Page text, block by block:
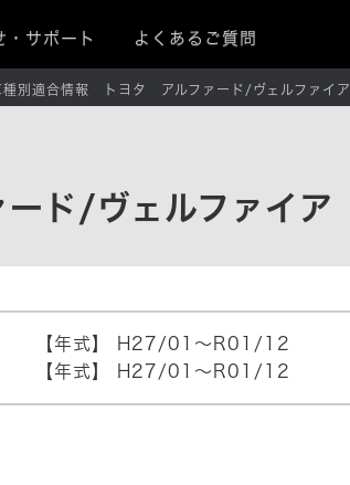
・サポート よくあるご質問
種別適合情報 トヨタ アルファード/ヴェルファイア
ド/ヴェルファイア
【年式】
H27/01～R01/12
【年式】 H27/01～R01/12